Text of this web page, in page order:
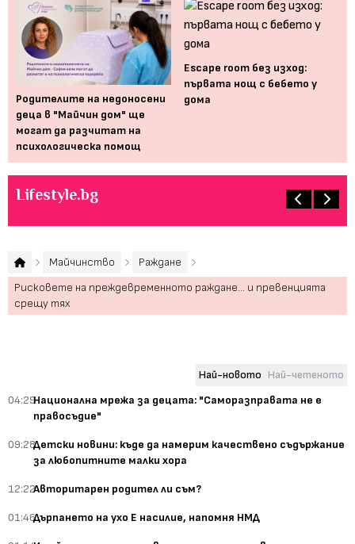
Родителите на недоносени
деца в "Майчин дом" ще
могат да разчитат на
психологическа помощ
Еscape room без изход:
първата нощ с бебето у
дома
Lifestyle.bg
Майчинство
Раждане
Рисковете на преждевременното раждане... и превенцията
срещу тях
Най-новото Най-четеното
04:29Национална мрежа за децата: "Саморазправата не е
правосъдие"
09:28Детски новини: къде да намерим качествено съдържание
за любопитните малки хора
12:22Авторитарен родител ли съм?
01:46Дърпането на ухо Е насилие, напомня НМД